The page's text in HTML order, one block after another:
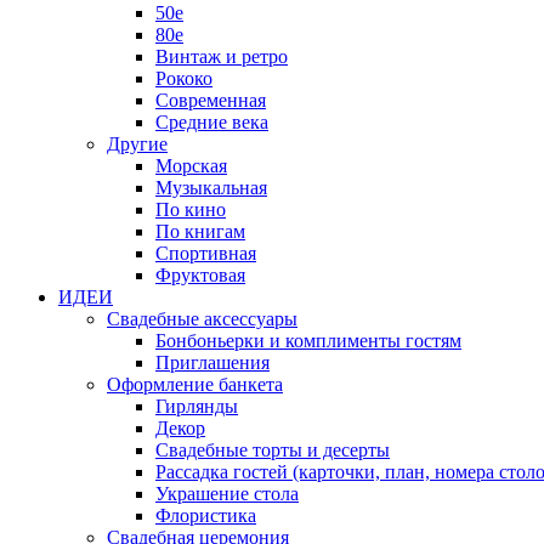
50е
80е
Винтаж и ретро
Рококо
Современная
Средние века
Другие
Морская
Музыкальная
По кино
По книгам
Спортивная
Фруктовая
ИДЕИ
Свадебные аксессуары
Бонбоньерки и комплименты гостям
Приглашения
Оформление банкета
Гирлянды
Декор
Свадебные торты и десерты
Рассадка гостей (карточки, план, номера
Украшение стола
Флористика
Свадебная церемония